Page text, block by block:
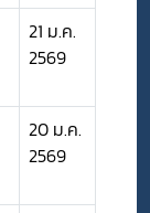
21 ม.ค.
2569
20 ม.ค.
2569